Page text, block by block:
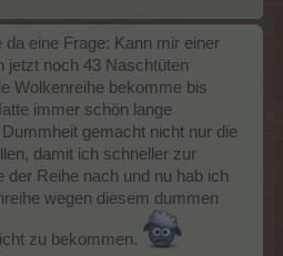
eine Frage: Kann mir einer
jetzt noch 43 Naschtüten
Wolkenreihe bekomme bis
immer schön lange
gemacht nicht nur die
damit ich schneller zur
der Reihe nach und nu hab ich
wegen diesem dummen
zu bekommen.